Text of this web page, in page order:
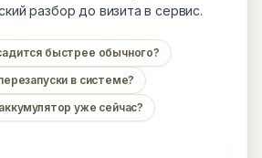
разбор до визита в сервис.
быстрее обычного?
в системе?
уже сейчас?